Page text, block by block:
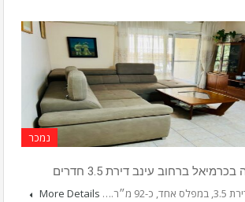
נמכר
ברחוב עינב דירת 3.5 חדרים
מ״ר.…
More Details